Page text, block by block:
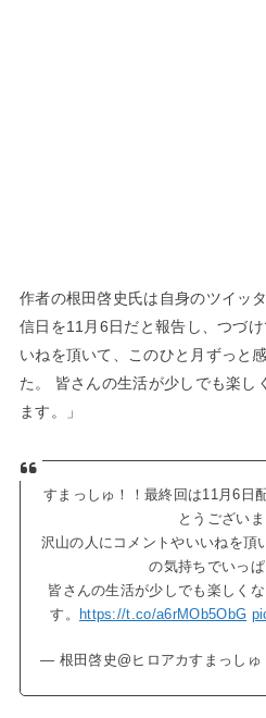
作者の根田啓史氏は自身のツイッ
信日を11月6日だと報告し、つづ
いねを頂いて、このひと月ずっと
た。 皆さんの生活が少しでも楽し
ます。」
すまっしゅ！！最終回は11月6日
とうございま
沢山の人にコメントやいいねを頂
の気持ちでいっぱ
皆さんの生活が少しでも楽しく
す。
https://t.co/a6rMOb5ObG
— 根田啓史@ヒロアカすまっしゅ